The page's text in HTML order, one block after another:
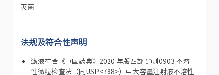
灭菌
法规及符合性声明
滤液符合《中国药典》2020 年版四部 通则0903 不溶
性微粒检查法（同USP<788>）中大容量注射液不溶性